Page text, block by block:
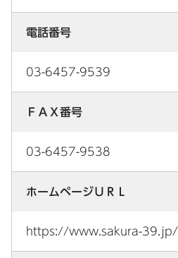
電話番号
03-6457-9539
ＦＡＸ番号
03-6457-9538
ホームページＵＲＬ
https://www.sakura-39.jp/